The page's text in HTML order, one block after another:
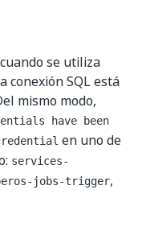
se utiliza
conexión SQL está
mismo modo,
have been
en uno de
services-
jobs-trigger,